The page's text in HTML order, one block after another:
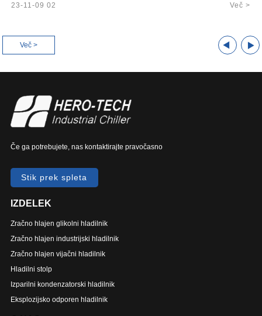
23-11-09 02 Več >
Več >
Če ga potrebujete, nas kontaktirajte pravočasno
Stik prek spleta
IZDELEK
Zračno hlajen glikolni hladilnik
Zračno hlajen industrijski hladilnik
Zračno hlajen vijačni hladilnik
Hladilni stolp
Izparilni kondenzatorski hladilnik
Eksplozijsko odporen hladilnik